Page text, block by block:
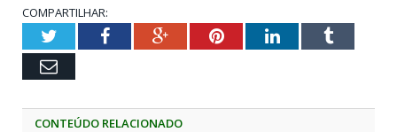
COMPARTILHAR:
TwitterFacebookGoogle+PinterestLinkedInTumblr
Email
CONTEÚDO RELACIONADO